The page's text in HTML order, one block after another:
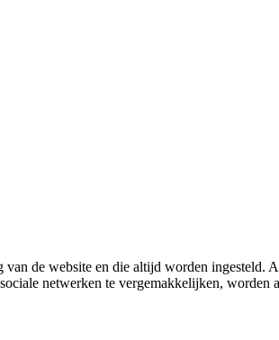
de website en die altijd worden ingesteld.
netwerken te vergemakkelijken, worden